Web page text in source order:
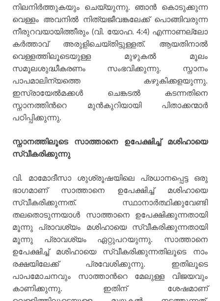
നിലനിര്‍ത്തുകയും ചെയ്യുന്നു. ഞാന്‍ കൊടുക്കുന്ന
വെള്ളം അവനില്‍ നിത്യജീവങ്കലേക്ക് പൊങ്ങിവരുന്ന
നീരുറവയായിത്തീരും (വി. യോഹ. 4:4) എന്നാണല്ലോ
കര്‍ത്താവ് അരുളിചെയ്തിട്ടുള്ളത്. ആയതിനാല്‍
വെള്ളത്തിലൂടെയുള്ള മുഴുകല്‍ മൂലം
സമൂലശുദ്ധീകരണം സംഭവിക്കുന്നു. സ്നാനം
പാപമാലിന്യത്തെ കഴുകിക്കളയുന്നു.
ഇസ്രായേല്‍മക്കള്‍ ചെങ്കടല്‍ കടന്നതിനെ
സ്നാനത്തിന്‍റെ മുന്‍കുറിയായി പിതാക്കന്മാര്‍
പഠിപ്പിക്കുന്നു.
സ്നാനത്തിലൂടെ സാത്താനെ ഉപേക്ഷിച്ച് മശിഹായെ
സ്വീകരിക്കുന്നു
വി. മാമോദീസാ ശുശ്രൂഷയിലെ പ്രധാനപ്പെട്ട ഒരു
ഭാഗമാണ് സാത്താനെ ഉപേക്ഷിച്ച് മശിഹായെ
സ്വീകരിക്കുന്നത്. സ്ഥാനാര്‍ത്ഥിക്കുവേണ്ടി
തലതൊടുന്നയാള്‍ സാത്താനെ ഉപേക്ഷിക്കുന്നതായി
മൂന്നു പ്രാവശ്യം മശിഹായെ സ്വീകരിക്കുന്നതായി
മൂന്നു പ്രാവശ്യം ഏറ്റുപറയുന്നു. സാത്താനെ
ഉപേക്ഷിച്ച് മശിഹായെ സ്വീകരിക്കുന്നതിലൂടെ നാം
രക്ഷയിലേക്ക് പ്രവേശിക്കുന്നു. ഇതിലൂടെ
പാപമോചനവും സാത്താന്‍റെ മേലുള്ള വിജയവും
കാണിക്കുന്നു. ഇതിന് ശേഷമാണ്